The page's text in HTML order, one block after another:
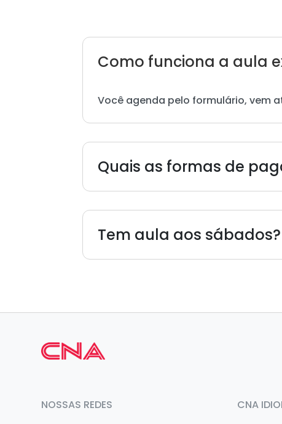
Como funciona a aula
Você agenda pelo formulário, vem
Quais as formas de
Tem aula aos sábados?
NOSSAS REDES CNA